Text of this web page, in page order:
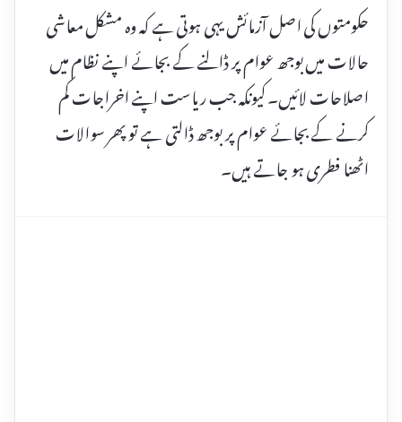
حکومتوں کی اصل آزمائش یہی ہوتی ہے کہ وہ مشکل معاشی
حالات میں بوجھ عوام پر ڈالنے کے بجائے اپنے نظام میں
اصلاحات لائیں۔ کیونکہ جب ریاست اپنے اخراجات کم
کرنے کے بجائے عوام پر بوجھ ڈالتی ہے تو پھر سوالات
اٹھنا فطری ہو جاتے ہیں۔